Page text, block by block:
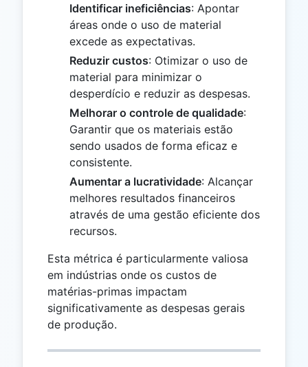
Identificar ineficiências: Apontar
áreas onde o uso de material
excede as expectativas.
Reduzir custos: Otimizar o uso de
material para minimizar o
desperdício e reduzir as despesas.
Melhorar o controle de qualidade:
Garantir que os materiais estão
sendo usados de forma eficaz e
consistente.
Aumentar a lucratividade: Alcançar
melhores resultados financeiros
através de uma gestão eficiente dos
recursos.
Esta métrica é particularmente valiosa
em indústrias onde os custos de
matérias-primas impactam
significativamente as despesas gerais
de produção.